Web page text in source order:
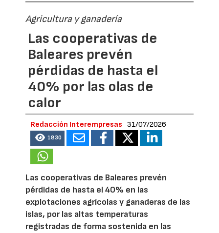
Agricultura y ganadería
Las cooperativas de
Baleares prevén
pérdidas de hasta el
40% por las olas de
calor
Redacción Interempresas 31/07/2026
1830
Las cooperativas de Baleares prevén
pérdidas de hasta el 40% en las
explotaciones agrícolas y ganaderas de las
islas, por las altas temperaturas
registradas de forma sostenida en las